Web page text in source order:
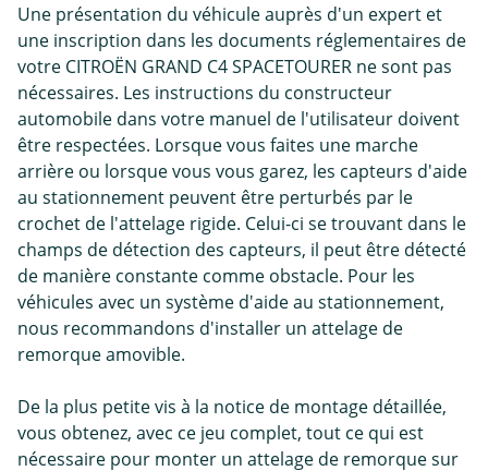
Une présentation du véhicule auprès d'un expert et
une inscription dans les documents réglementaires de
votre CITROËN GRAND C4 SPACETOURER ne sont pas
nécessaires. Les instructions du constructeur
automobile dans votre manuel de l'utilisateur doivent
être respectées. Lorsque vous faites une marche
arrière ou lorsque vous vous garez, les capteurs d'aide
au stationnement peuvent être perturbés par le
crochet de l'attelage rigide. Celui-ci se trouvant dans le
champs de détection des capteurs, il peut être détecté
de manière constante comme obstacle. Pour les
véhicules avec un système d'aide au stationnement,
nous recommandons d'installer un attelage de
remorque amovible.
De la plus petite vis à la notice de montage détaillée,
vous obtenez, avec ce jeu complet, tout ce qui est
nécessaire pour monter un attelage de remorque sur